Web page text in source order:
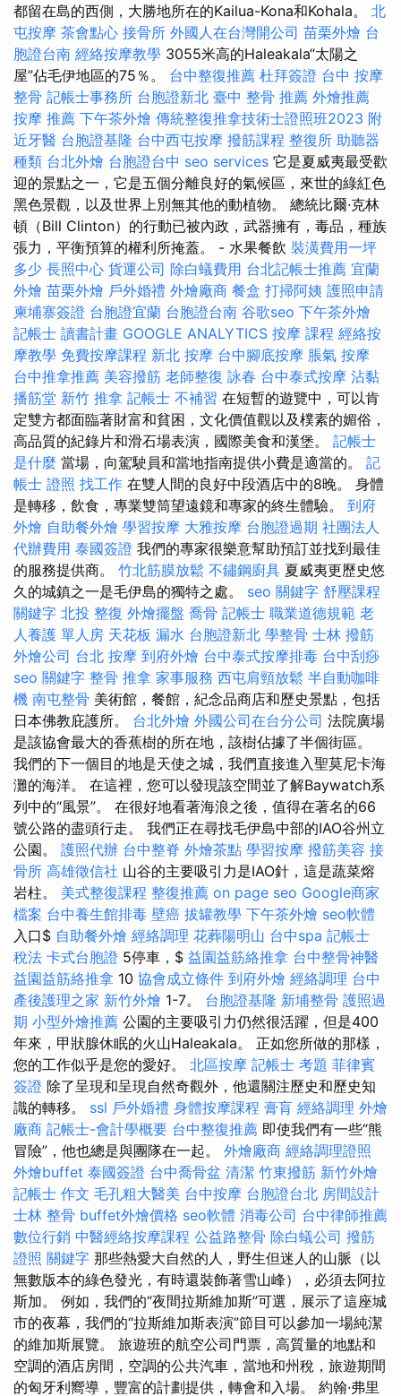
都留在島的西側，大勝地所在的Kailua-Kona和Kohala。 北
屯按摩 茶會點心 接骨所 外國人在台灣開公司 苗栗外燴 台
胞證台南 經絡按摩教學 3055米高的Haleakala“太陽之
屋”佔毛伊地區的75％。 台中整復推薦 杜拜簽證 台中 按摩
整骨 記帳士事務所 台胞證新北 臺中 整骨 推薦 外燴推薦
按摩 推薦 下午茶外燴 傳統整復推拿技術士證照班2023 附
近牙醫 台胞證基隆 台中西屯按摩 撥筋課程 整復所 助聽器
種類 台北外燴 台胞證台中 seo services 它是夏威夷最受歡
迎的景點之一，它是五個分離良好的氣候區，來世的綠紅色
黑色景觀，以及世界上別無其他的動植物。 總統比爾·克林
頓（Bill Clinton）的行動已被內政，武器擁有，毒品，種族
張力，平衡預算的權利所掩蓋。 - 水果餐飲 裝潢費用一坪
多少 長照中心 貨運公司 除白蟻費用 台北記帳士推薦 宜蘭
外燴 苗栗外燴 戶外婚禮 外燴廠商 餐盒 打掃阿姨 護照申請
柬埔寨簽證 台胞證宜蘭 台胞證台南 谷歌seo 下午茶外燴
記帳士 讀書計畫 GOOGLE ANALYTICS 按摩 課程 經絡按
摩教學 免費按摩課程 新北 按摩 台中腳底按摩 脹氣 按摩
台中推拿推薦 美容撥筋 老師整復 詠春 台中泰式按摩 沾黏
播筋堂 新竹 推拿 記帳士 不補習 在短暫的遊覽中，可以肯
定雙方都面臨著財富和貧困，文化價值觀以及樸素的媚俗，
高品質的紀錄片和滑石場表演，國際美食和漢堡。 記帳士
是什麼 當場，向駕駛員和當地指南提供小費是適當的。 記
帳士 證照 找工作 在雙人間的良好中段酒店中的8晚。 身體
是轉移，飲食，專業雙筒望遠鏡和專家的終生體驗。 到府
外燴 自助餐外燴 學習按摩 大雅按摩 台胞證過期 社團法人
代辦費用 泰國簽證 我們的專家很樂意幫助預訂並找到最佳
的服務提供商。 竹北筋膜放鬆 不鏽鋼廚具 夏威夷更歷史悠
久的城鎮之一是毛伊島的獨特之處。 seo 關鍵字 舒壓課程
關鍵字 北投 整復 外燴擺盤 喬骨 記帳士 職業道德規範 老
人養護 單人房 天花板 漏水 台胞證新北 學整骨 士林 撥筋
外燴公司 台北 按摩 到府外燴 台中泰式按摩排毒 台中刮痧
seo 關鍵字 整骨 推拿 家事服務 西屯肩頸放鬆 半自動咖啡
機 南屯整骨 美術館，餐館，紀念品商店和歷史景點，包括
日本佛教庇護所。 台北外燴 外國公司在台分公司 法院廣場
是該協會最大的香蕉樹的所在地，該樹佔據了半個街區。
我們的下一個目的地是天使之城，我們直接進入聖莫尼卡海
灘的海洋。 在這裡，您可以發現該空間並了解Baywatch系
列中的“風景”。 在很好地看著海浪之後，值得在著名的66
號公路的盡頭行走。 我們正在尋找毛伊島中部的IAO谷州立
公園。 護照代辦 台中整脊 外燴茶點 學習按摩 撥筋美容 接
骨所 高雄徵信社 山谷的主要吸引力是IAO針，這是蔬菜熔
岩柱。 美式整復課程 整復推薦 on page seo Google商家
檔案 台中養生館排毒 壁癌 拔罐教學 下午茶外燴 seo軟體
入口$ 自助餐外燴 經絡調理 花葬陽明山 台中spa 記帳士
稅法 卡式台胞證 5停車，$ 益園益筋絡推拿 台中整骨神醫
益園益筋絡推拿 10 協會成立條件 到府外燴 經絡調理 台中
產後護理之家 新竹外燴 1-7。 台胞證基隆 新埔整骨 護照過
期 小型外燴推薦 公園的主要吸引力仍然很活躍，但是400
年來，甲狀腺休眠的火山Haleakala。 正如您所做的那樣，
您的工作似乎是您的愛好。 北區按摩 記帳士 考題 菲律賓
簽證 除了呈現和呈現自然奇觀外，他還關注歷史和歷史知
識的轉移。 ssl 戶外婚禮 身體按摩課程 膏肓 經絡調理 外燴
廠商 記帳士-會計學概要 台中整復推薦 即使我們有一些“熊
冒險”，他也總是與團隊在一起。 外燴廠商 經絡調理證照
外燴buffet 泰國簽證 台中喬骨盆 清潔 竹東撥筋 新竹外燴
記帳士 作文 毛孔粗大醫美 台中按摩 台胞證台北 房間設計
士林 整骨 buffet外燴價格 seo軟體 消毒公司 台中律師推薦
數位行銷 中醫經絡按摩課程 公益路整骨 除白蟻公司 撥筋
證照 關鍵字 那些熱愛大自然的人，野生但迷人的山脈（以
無數版本的綠色發光，有時還裝飾著雪山峰），必須去阿拉
斯加。 例如，我們的“夜間拉斯維加斯”可選，展示了這座城
市的夜幕，我們的“拉斯維加斯表演”節目可以參加一場純潔
的維加斯展覽。 旅遊班的航空公司門票，高質量的地點和
空調的酒店房間，空調的公共汽車，當地和州稅，旅遊期間
的匈牙利嚮導，豐富的計劃提供，轉會和入場。 約翰·弗里